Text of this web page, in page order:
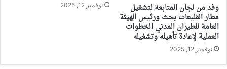
وفد من لجان المتابعة لتشغيل
مطار القليعات بحث ورئيس الهيئة
العامة للطيران المدني الخطوات
العملية لإعادة تأهيله وتشغيله
نوفمبر 12, 2025
نوفمبر 12, 2025